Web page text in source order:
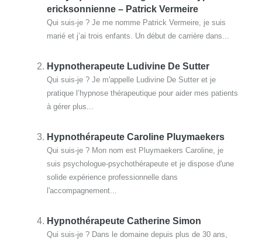
ericksonnienne – Patrick Vermeire
Qui suis-je ? Je me nomme Patrick Vermeire, je suis
marié et j’ai trois enfants. Un début de carrière dans...
Hypnotherapeute Ludivine De Sutter
Qui suis-je ? Je m'appelle Ludivine De Sutter et je
pratique l’hypnose thérapeutique pour aider mes patients
à gérer plus...
Hypnothérapeute Caroline Pluymaekers
Qui suis-je ? Mon nom est Pluymaekers Caroline, je
suis psychologue-psychothérapeute et je dispose d'une
solide expérience professionnelle dans
l'accompagnement...
Hypnothérapeute Catherine Simon
Qui suis-je ? Dans le domaine depuis plus de 30 ans,